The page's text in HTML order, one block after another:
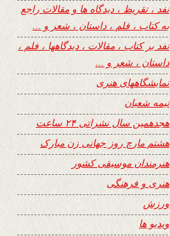
نفد ، تقریظ ، دیدگاه ها و مقالات راجع
به کتاب ، فلم ، داستان ، شعر و …
نفد بر کتاب ، مقالات ، دیدگاهها ، فلم ،
داستان ، شعر و …
نمایشگاههای هنری
نیمه شعبان
هجدهمین سال نشراتی ۲۴ ساعت
هشتم مارچ روز جهانی زن مبارک
هنرمندان موسیقی کشور
هنری و فرهنگی
ورزش
ویدیو ها